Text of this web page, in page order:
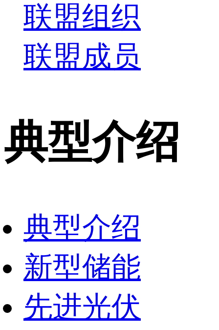
联盟组织
联盟成员
典型介绍
典型介绍
新型储能
先进光伏